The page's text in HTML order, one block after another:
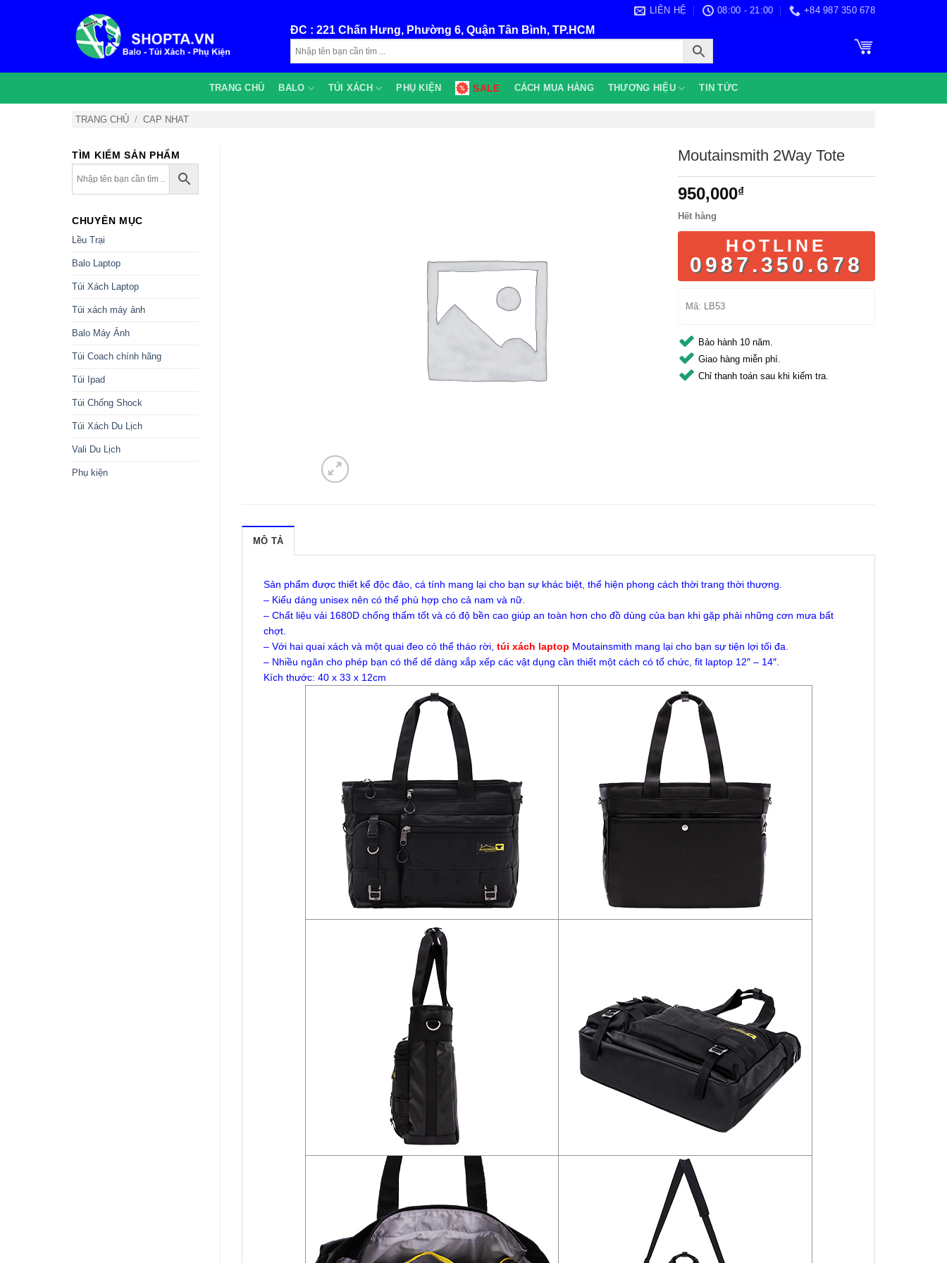
LIÊN HỆ 08:00 - 21:00 +84 987 350 678
ĐC : 221 Chấn Hưng, Phường 6, Quận Tân Bình, TP.HCM
TRANG CHỦ BALO TÚI XÁCH PHỤ KIỆN SALE CÁCH MUA HÀNG THƯƠNG HIỆU TIN TỨC
TRANG CHỦ / CAP NHAT
TÌM KIẾM SẢN PHẨM
CHUYÊN MỤC
Lều Trại
Balo Laptop
Túi Xách Laptop
Túi xách máy ảnh
Balo Máy Ảnh
Túi Coach chính hãng
Túi Ipad
Túi Chống Shock
Túi Xách Du Lịch
Vali Du Lịch
Phụ kiện
Moutainsmith 2Way Tote
950,000₫
Hết hàng
HOTLINE
0987.350.678
Mã: LB53
Bảo hành 10 năm.
Giao hàng miễn phí.
Chỉ thanh toán sau khi kiểm tra.
MÔ TẢ
Sản phẩm được thiết kế độc đáo, cá tính mang lại cho bạn sự khác biệt, thể hiện phong cách thời trang thời thượng.
– Kiểu dáng unisex nên có thể phù hợp cho cả nam và nữ.
– Chất liệu vải 1680D chống thấm tốt và có độ bền cao giúp an toàn hơn cho đồ dùng của bạn khi gặp phải những cơn mưa bất
chợt.
– Với hai quai xách và một quai đeo có thể tháo rời, túi xách laptop Moutainsmith mang lại cho bạn sự tiện lợi tối đa.
– Nhiều ngăn cho phép bạn có thể dể dàng xắp xếp các vật dụng cần thiết một cách có tổ chức, fit laptop 12″ – 14″.
Kích thước: 40 x 33 x 12cm